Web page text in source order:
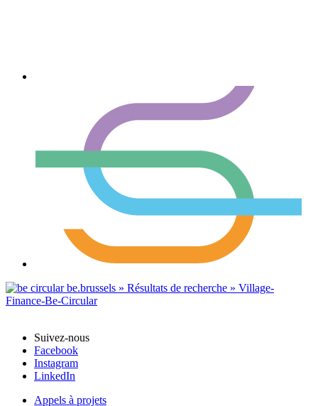
Suivez-nous
Facebook
Instagram
LinkedIn
Appels à projets